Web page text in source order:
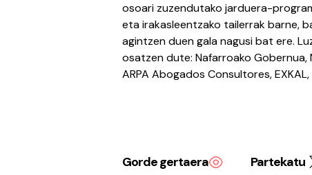
osoari zuzendutako jarduera-
eta irakasleentzako tailerrak barne,
agintzen duen gala nagusi bat ere.
osatzen dute: Nafarroako Gobernua,
ARPA Abogados Consultores,
Gorde gertaera Partekatu